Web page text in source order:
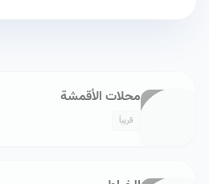
محلات الأقمشة
قريباً